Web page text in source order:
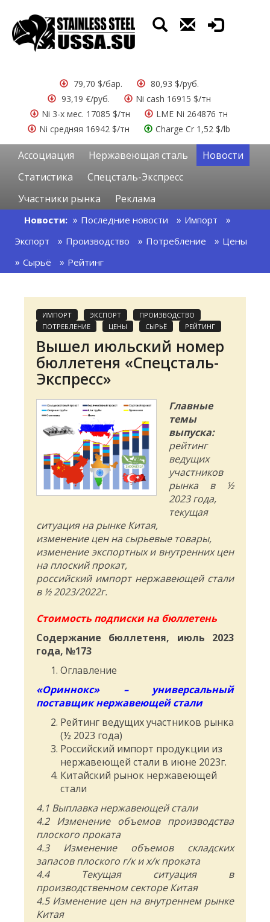
79,70 $/бар.
80,93 $/руб.
93,19 €/руб.
Ni cash 16915 $/тн
Ni 3-х мес. 17085 $/тн
LME Ni 264876 тн
Ni средняя 16942 $/тн
Charge Cr 1,52 $/lb
Ассоциация Нержавеющая сталь
Новости
Статистика
Спецсталь-Экспресс
Участники рынка
Реклама
Новости: Последние новости
Импорт
Экспорт
Производство Потребление
Цены
Сырьё
Рейтинг
ИМПОРТ ЭКСПОРТ
ПРОИЗВОДСТВО
ПОТРЕБЛЕНИЕ
ЦЕНЫ СЫРЬЁ РЕЙТИНГ
Вышел июльский номер
бюллетеня «Спецсталь-
Экспресс»
Главные
темы
выпуска:
рейтинг
ведущих
участников
рынка в ½
2023 года,
текущая
ситуация на рынке Китая,
изменение цен на сырьевые товары,
изменение экспортных и внутренних цен
на плоский прокат,
российский импорт нержавеющей стали
в ½ 2023/2022г.
Стоимость подписки на бюллетень
Содержание бюллетеня, июль 2023
года, №173
Оглавление
«Ориннокс» – универсальный
поставщик нержавеющей стали
Рейтинг ведущих участников рынка
(½ 2023 года)
Российский импорт продукции из
нержавеющей стали в июне 2023г.
Китайский рынок нержавеющей
стали
4.1 Выплавка нержавеющей стали
4.2 Изменение объемов производства
плоского проката
4.3 Изменение объемов складских
запасов плоского г/к и х/к проката
4.4 Текущая ситуация в
производственном секторе Китая
4.5 Изменение цен на внутреннем рынке
Китая